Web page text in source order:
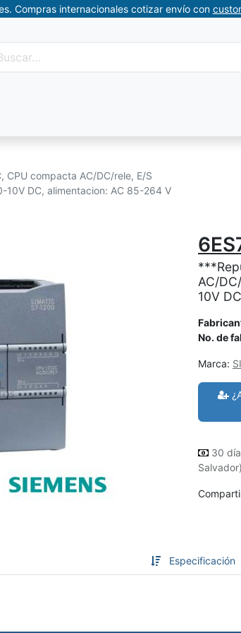
Compras internacionales cotizar envío con
CPU compacta AC/DC/rele, E/S
10V DC, alimentacion: AC 85-264 V
AC/
10V
No. de
Marca:
30
Especificación